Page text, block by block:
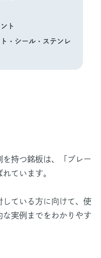
ト
・シール・ステンレ
持つ銘板は、「プレー
ています。
している方に向けて、使
実例までをわかりやす